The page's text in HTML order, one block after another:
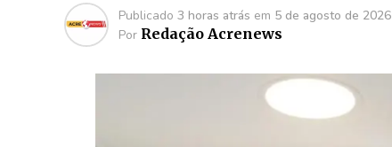
Publicado 3 horas atrás em 5 de agosto de 2026
Por Redação Acrenews